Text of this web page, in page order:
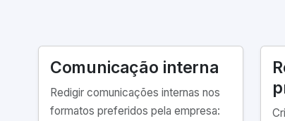
Comunicação interna
Redigir comunicações internas nos
formatos preferidos pela empresa: